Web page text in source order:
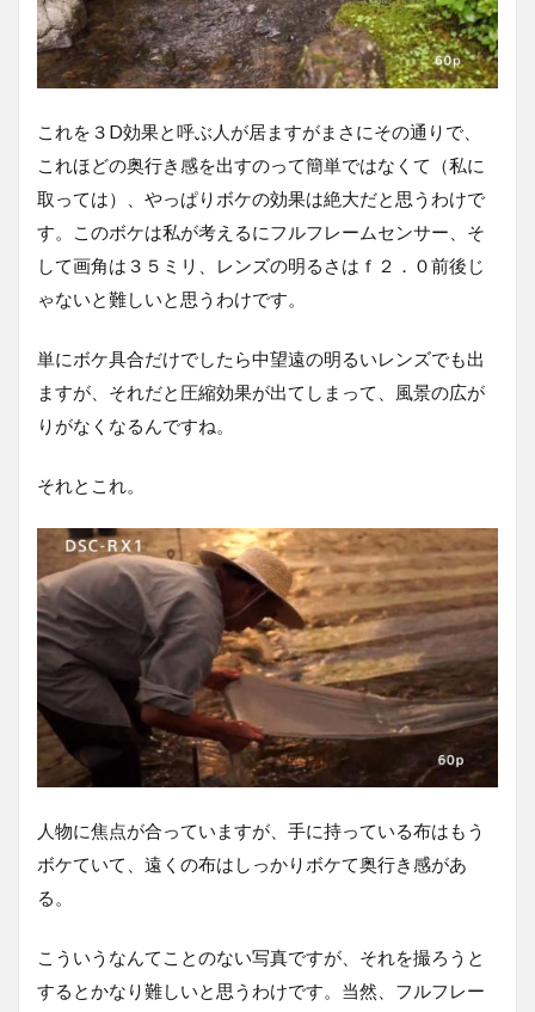
これを３D効果と呼ぶ人が居ますがまさにその通りで、
これほどの奥行き感を出すのって簡単ではなくて（私に
取っては）、やっぱりボケの効果は絶大だと思うわけで
す。このボケは私が考えるにフルフレームセンサー、そ
して画角は３５ミリ、レンズの明るさはｆ２．０前後じ
ゃないと難しいと思うわけです。
単にボケ具合だけでしたら中望遠の明るいレンズでも出
ますが、それだと圧縮効果が出てしまって、風景の広が
りがなくなるんですね。
それとこれ。
人物に焦点が合っていますが、手に持っている布はもう
ボケていて、遠くの布はしっかりボケて奥行き感があ
る。
こういうなんてことのない写真ですが、それを撮ろうと
するとかなり難しいと思うわけです。当然、フルフレー